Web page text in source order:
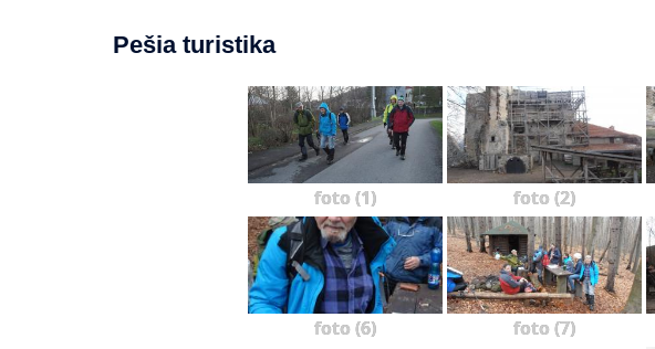
Pešia turistika
foto (1) foto (2)
foto (6) foto (7)